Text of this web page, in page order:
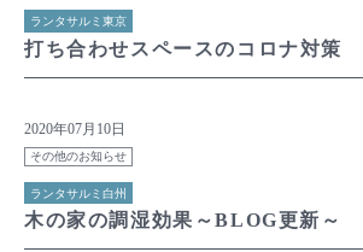
ランタサルミ東京
打ち合わせスペースのコロナ対策
2020年07月10日
その他のお知らせ
ランタサルミ白州
木の家の調湿効果～BLOG更新～